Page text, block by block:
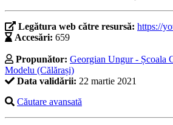
Legătura web către resursă: https://
Accesări: 659
Propunător: Georgian Ungur - Școala
Modelu (Călărași)
Data validării: 22 martie 2021
Căutare avansată